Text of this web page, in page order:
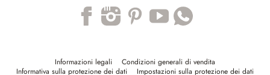
Informazioni legali
Condizioni generali di vendita
Informativa sulla protezione dei dati
Impostazioni sulla protezione dei dati